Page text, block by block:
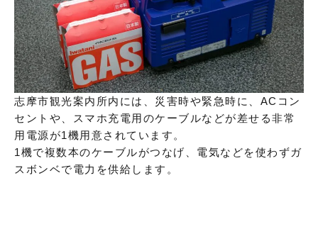
志摩市観光案内所内には、災害時や緊急時に、ACコン
セントや、スマホ充電用のケーブルなどが差せる非常
用電源が1機用意されています。
1機で複数本のケーブルがつなげ、電気などを使わずガ
スボンベで電力を供給します。